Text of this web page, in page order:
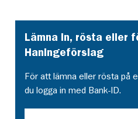
Lämna in, rösta eller
Haningeförslag
För att lämna eller rösta på
du logga in med Bank-ID.